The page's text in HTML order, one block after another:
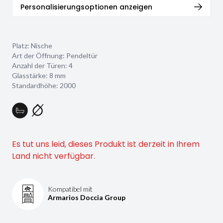
Personalisierungsoptionen anzeigen
Platz: Nische
Art der Öffnung: Pendeltür
Anzahl der Türen: 4
Glasstärke: 8 mm
Standardhöhe: 2000
Es tut uns leid, dieses Produkt ist derzeit in Ihrem
Land nicht verfügbar.
Kompatibel mit
Armarios Doccia Group